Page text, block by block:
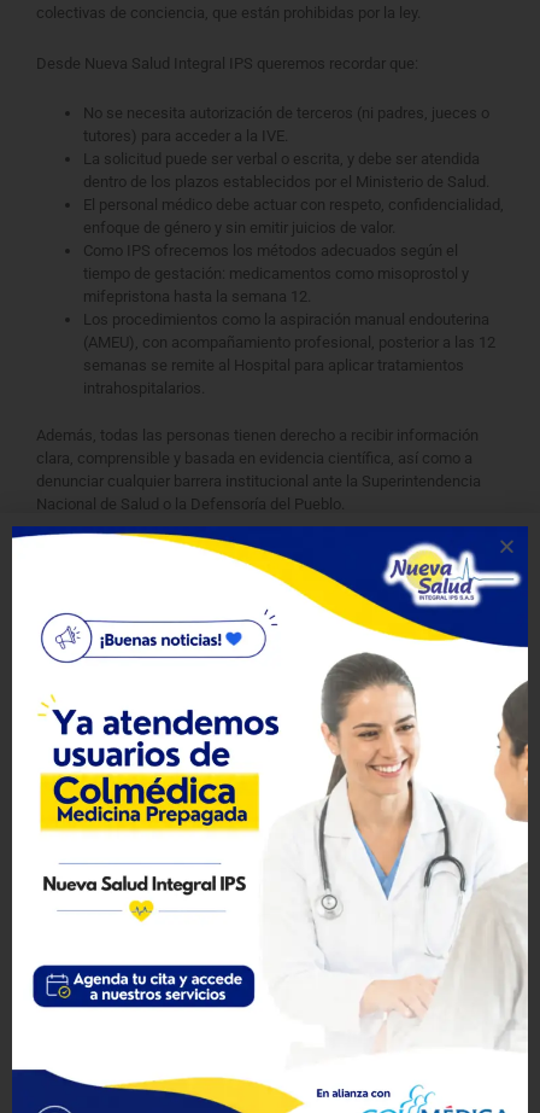
colectivas de conciencia, que están prohibidas por la ley.
Desde Nueva Salud Integral IPS queremos recordar que:
No se necesita autorización de terceros (ni padres, jueces o
tutores) para acceder a la IVE.
La solicitud puede ser verbal o escrita, y debe ser atendida
dentro de los plazos establecidos por el Ministerio de Salud.
El personal médico debe actuar con respeto, confidencialidad,
enfoque de género y sin emitir juicios de valor.
Como IPS ofrecemos los métodos adecuados según el
tiempo de gestación: medicamentos como misoprostol y
mifepristona hasta la semana 12.
Los procedimientos como la aspiración manual endouterina
(AMEU), con acompañamiento profesional, posterior a las 12
semanas se remite al Hospital para aplicar tratamientos
intrahospitalarios.
Además, todas las personas tienen derecho a recibir información
clara, comprensible y basada en evidencia científica, así como a
denunciar cualquier barrera institucional ante la Superintendencia
Nacional de Salud o la Defensoría del Pueblo.
En Nueva Salud Integral IPS reconocemos que el acceso a la IVE no
solo es un servicio médico, sino una manifestación concreta del
derecho a decidir sobre el propio cuerpo, a vivir sin violencia, y a
ejercer la autonomía con dignidad. Por eso, seguimos trabajando
para brindar atención integral, con enfoque humanizado y centrado
en las necesidades de nuestras usuarias y usuarios.
Visitas: 48
ANTERIOR
¿RIÑONES EN RIESGO? CONOCE CÓMO CUIDARLOS
SIGUIENTE
LO QUE DEBES SABER DE LA DIABETES